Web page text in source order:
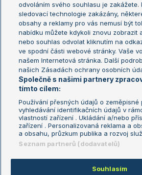
Turnaj mistrů
Turnaj mistryň
Aktualní trendy
Fotbalové přestupy
Livesport Daily
LS Prague Open
Podmínky užití
Nastavení
GDPR a žurnalistika
Reklama
Kontakt
Informace o
údajů
odvoláním svého souhlasu je zakážete.
sledovací technologie zakázány,
obsahy a reklamy pro vás nemusí být
nabídku můžete kdykoli znovu zobrazit
nebo souhlas odvolat kliknutím na
ve spodní části webové stránky. Vaše
našem Internetová stránka. Další
našich Zásadách ochrany osobních
Společně s našimi partnery
tímto cílem:
Používání přesných údajů o zeměpisné
vyhledávání identifikačních údajů v
vlastností zařízení . Ukládání a/nebo
zařízení . Personalizovaná reklama a
a obsahu, průzkum publika a rozvoj
Seznam partnerů (dodavatelů)
Souhlasím